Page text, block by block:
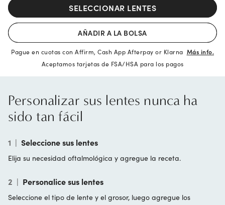
SELECCIONAR LENTES
AÑADIR A LA BOLSA
Pague en cuotas con Affirm, Cash App Afterpay or Klarna Más info.
Aceptamos tarjetas de FSA/HSA para los pagos
Personalizar sus lentes nunca ha
sido tan fácil
1 | Seleccione sus lentes
Elija su necesidad oftalmológica y agregue la receta.
2 | Personalice sus lentes
Seleccione el tipo de lente y el grosor, luego agregue los